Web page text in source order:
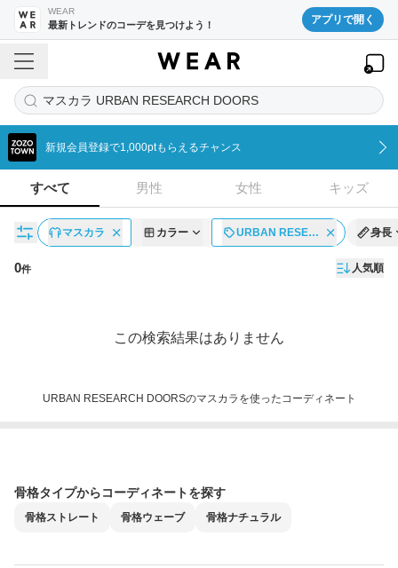
WEAR
最新トレンドのコーデを見つけよう！ アプリで開く
マスカラ URBAN RESEARCH DOORS
新規会員登録で1,000ptもらえるチャンス
すべて 男性 女性 キッズ
マスカラ カラー URBAN RESE… 身長
0件 人気順
この検索結果はありません
URBAN RESEARCH DOORSのマスカラを使ったコーディネート
骨格タイプからコーディネートを探す
骨格ストレート 骨格ウェーブ 骨格ナチュラル